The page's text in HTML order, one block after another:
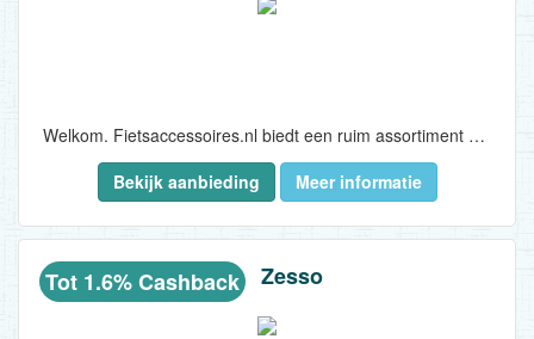
Welkom. Fietsaccessoires.nl biedt een ruim assortiment aan fietsaccessoires. Met ruim 70.000 artikelen in het assortiment, is de kans groot dat Fietsaccessoires.nl heeft wat u zoekt. Fietsaccessoires.nl werkt met de grootste leveranciers van Nederland samen, als het product bij hen niet leverbaar is, dan is het vrijwel zeker nergens anders beschikbaar. ..
Bekijk aanbieding
Meer informatie
Tot 1.6% Cashback Zesso